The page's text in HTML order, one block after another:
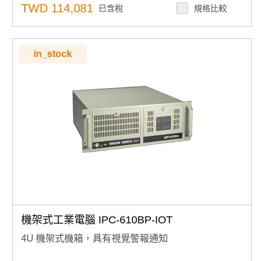
LED指示燈和警報通知以檢測系統故障
內建智能系統模組，實現整體系統風扇控制和遠程管理
TWD 114,081 已含稅 規格比較
in_stock
機架式工業電腦 IPC-610BP-IOT
4U 機架式機箱，具有視覺警報通知